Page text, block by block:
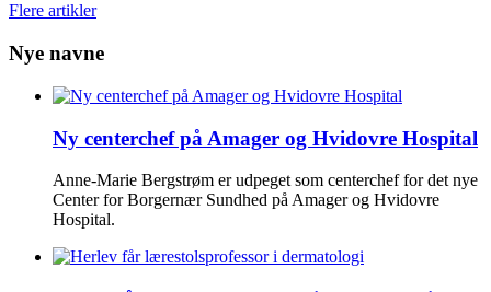
Flere artikler
Nye navne
Ny centerchef på Amager og Hvidovre Hospital
Anne-Marie Bergstrøm er udpeget som centerchef for det nye
Center for Borgernær Sundhed på Amager og Hvidovre
Hospital.